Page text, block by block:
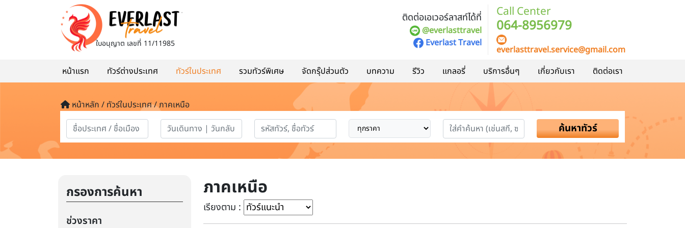
ใบอนุญาต เลขที่ 11/11985
ติดต่อเอเวอร์ลาสท์ได้ที่
@everlasttravel
Everlast Travel
Call Center
064-8956979
everlasttravel.service@gmail.com
หน้าแรก
ทัวร์ต่างประเทศ ทัวร์ในประเทศ รวมทัวร์พิเศษ จัดกรุ๊ปส่วนตัว บทความ รีวิว แกลอรี่ บริการอื่นๆ เกี่ยวกับเรา ติดต่อเรา
หน้าหลัก / ทัวร์ในประเทศ / ภาคเหนือ
ค้นหาทัวร์
กรองการค้นหา
ช่วงราคา
ภาคเหนือ
เรียงตาม :